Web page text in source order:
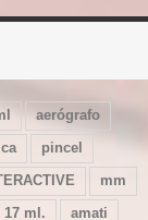
aerógrafo
pincel
mm
17 ml. amati